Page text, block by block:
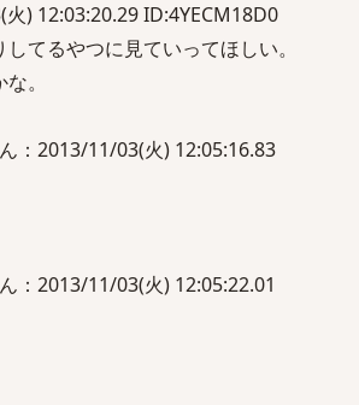
) 12:03:20.29 ID:4YECM18D0
てるやつに見ていってほしい。
。
：2013/11/03(火) 12:05:16.83
：2013/11/03(火) 12:05:22.01